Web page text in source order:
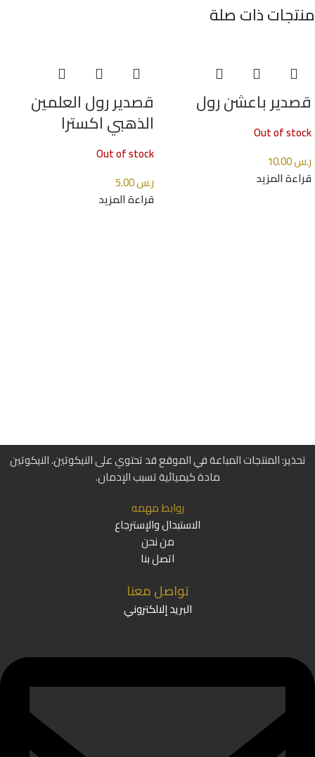
منتجات ذات صلة
قصدير باعشن رول
Out of stock
ر.س
قراءة المزيد
قصدير رول العلمين
الذهبي اكسترا
Out of stock
ر.س
قراءة المزيد
تحذير: المنتجات المباعة في الموقع قد تحتوي على النيكوتين. النيكوتين
مادة كيميائية تسبب الإدمان.
روابط مهمه
الاستبدال والإسترجاع
من نحن
اتصل بنا
تواصل معنا
البريد إلالكتروني